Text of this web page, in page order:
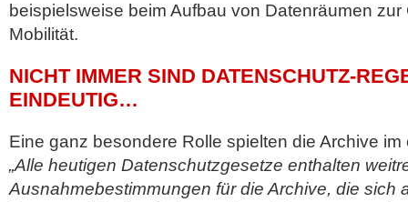
beispielsweise beim Aufbau von Datenräumen
Mobilität.
NICHT IMMER SIND DATENSCHUTZ-
EINDEUTIG…
Eine ganz besondere Rolle spielten die Archive
„Alle heutigen Datenschutzgesetze enthalten
Ausnahmebestimmungen für die Archive, die sich